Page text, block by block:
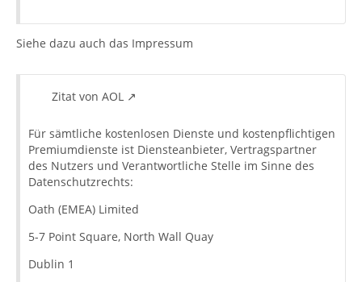
Siehe dazu auch das Impressum
Zitat von AOL
Für sämtliche kostenlosen Dienste und kostenpflichtigen
Premiumdienste ist Diensteanbieter, Vertragspartner
des Nutzers und Verantwortliche Stelle im Sinne des
Datenschutzrechts:
Oath (EMEA) Limited
5-7 Point Square, North Wall Quay
Dublin 1